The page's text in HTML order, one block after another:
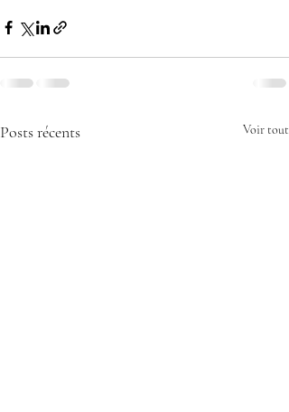
Posts récents Voir tout